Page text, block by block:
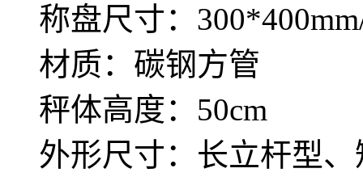
称盘尺寸：
材质：碳钢方管
秤体高度：50cm
外形尺寸：长立杆型